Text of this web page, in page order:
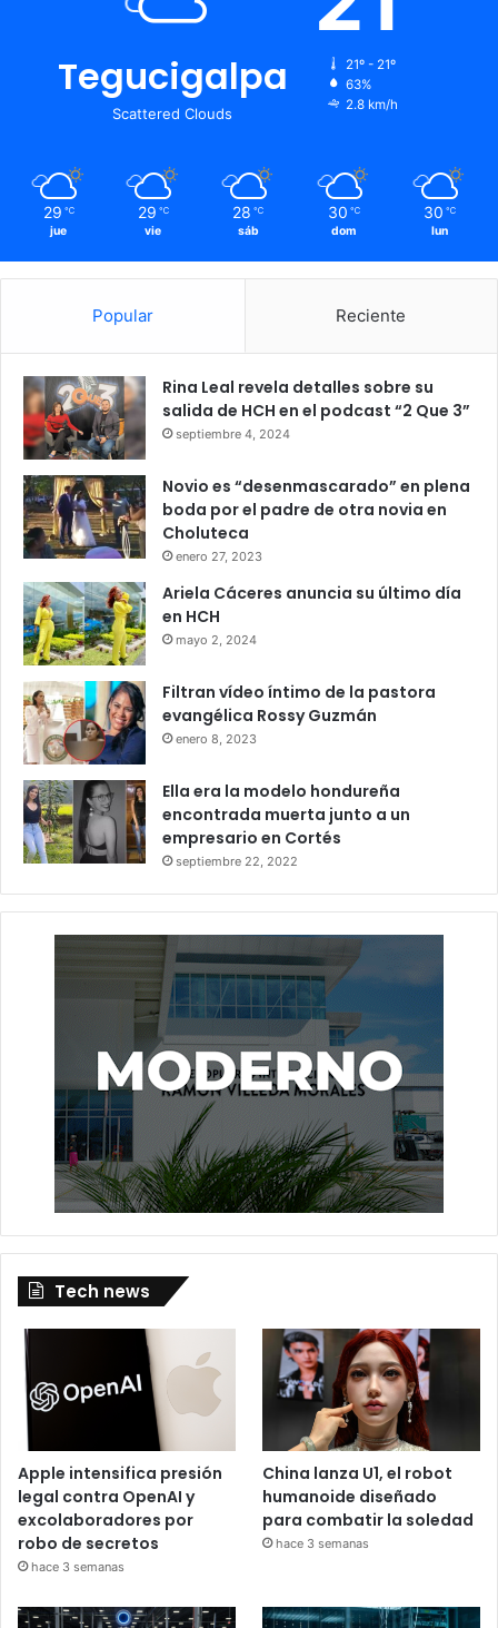
Tegucigalpa
Scattered Clouds
21º - 21º
63%
2.8 km/h
29 ℃
jue
29 ℃
vie
28 ℃
sáb
30 ℃
dom
30 ℃
lun
Popular Reciente
Rina Leal revela detalles sobre su
salida de HCH en el podcast “2 Que 3”
septiembre 4, 2024
Novio es “desenmascarado” en plena
boda por el padre de otra novia en
Choluteca
enero 27, 2023
Ariela Cáceres anuncia su último día
en HCH
mayo 2, 2024
Filtran vídeo íntimo de la pastora
evangélica Rossy Guzmán
enero 8, 2023
Ella era la modelo hondureña
encontrada muerta junto a un
empresario en Cortés
septiembre 22, 2022
Tech news
Apple intensifica presión
legal contra OpenAI y
excolaboradores por
robo de secretos
hace 3 semanas
China lanza U1, el robot
humanoide diseñado
para combatir la soledad
hace 3 semanas